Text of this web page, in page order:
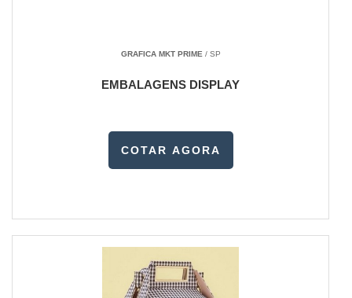
GRAFICA MKT PRIME/ SP
EMBALAGENS DISPLAY
COTAR AGORA